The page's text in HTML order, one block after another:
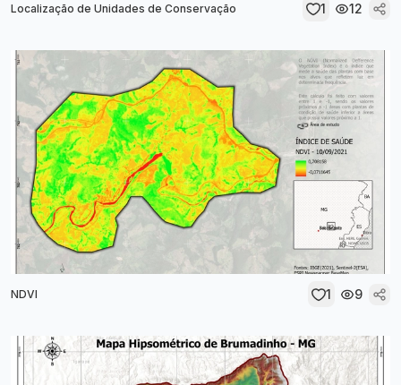
Localização de Unidades de Conservação 1 12
NDVI 1 9